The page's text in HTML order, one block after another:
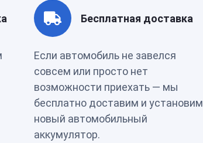
ЮЖ.КОРЕЯ
Бесплатная доставка
Если автомобиль не завелся
совсем или просто нет
возможности приехать — мы
бесплатно доставим и установим
новый автомобильный
аккумулятор.